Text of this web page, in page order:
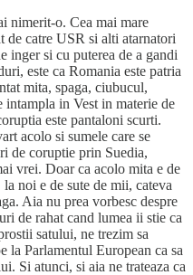
nimerit-o. Cea mai mare
de catre USR si alti atarnatori
inger si cu puterea de a gandi
este ca Romania este patria
mita, spaga, ciubucul,
intampla in Vest in materie de
este pantaloni scurti.
acolo si sumele care se
de coruptie prin Suedia,
vrei. Doar ca acolo mita e de
noi e de sute de mii, cateva
Aia nu prea vorbesc despre
de rahat cand lumea ii stie ca
satului, ne trezim sa
la Parlamentul European ca sa
Si atunci, si aia ne trateaza ca